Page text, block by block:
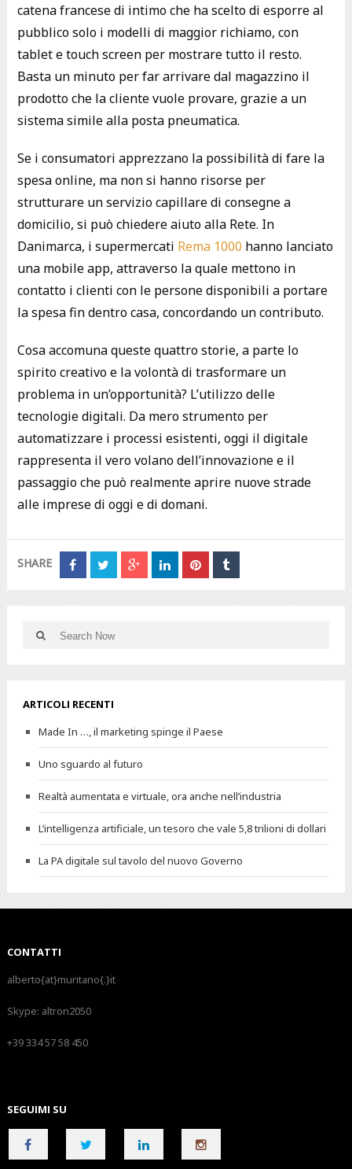
catena francese di intimo che ha scelto di esporre al
pubblico solo i modelli di maggior richiamo, con
tablet e touch screen per mostrare tutto il resto.
Basta un minuto per far arrivare dal magazzino il
prodotto che la cliente vuole provare, grazie a un
sistema simile alla posta pneumatica.
Se i consumatori apprezzano la possibilità di fare la
spesa online, ma non si hanno risorse per
strutturare un servizio capillare di consegne a
domicilio, si può chiedere aiuto alla Rete. In
Danimarca, i supermercati Rema 1000 hanno lanciato
una mobile app, attraverso la quale mettono in
contatto i clienti con le persone disponibili a portare
la spesa fin dentro casa, concordando un contributo.
Cosa accomuna queste quattro storie, a parte lo
spirito creativo e la volontà di trasformare un
problema in un’opportunità? L’utilizzo delle
tecnologie digitali. Da mero strumento per
automatizzare i processi esistenti, oggi il digitale
rappresenta il vero volano dell’innovazione e il
passaggio che può realmente aprire nuove strade
alle imprese di oggi e di domani.
SHARE
ARTICOLI RECENTI
Made In …, il marketing spinge il Paese
Uno sguardo al futuro
Realtà aumentata e virtuale, ora anche nell’industria
L’intelligenza artificiale, un tesoro che vale 5,8 trilioni di dollari
La PA digitale sul tavolo del nuovo Governo
CONTATTI
alberto{at}muritano{.}it
Skype: altron2050
+39 334 57 58 450
SEGUIMI SU